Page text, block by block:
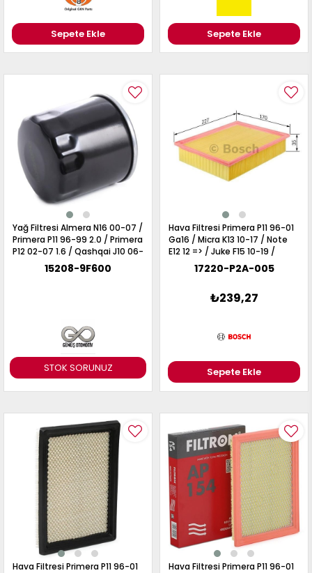
Sepete Ekle Sepete Ekle
STOK SORUNUZ
Yağ Filtresi Almera N16 00-07 /
Primera P11 96-99 2.0 / Primera
P12 02-07 1.6 / Qashqai J10 06-
13 1.6 / Juke F15 10-19 1.6 /
Benzinli Motorlar
15208-9F600
Hava Filtresi Primera P11 96-01
Ga16 / Micra K13 10-17 / Note
E12 12 => / Juke F15 10-19 /
Sunny N14 94-95 H= 26Mm
17220-P2A-005
₺239,27
Sepete Ekle
Hava Filtresi Primera P11 96-01
Hava Filtresi Primera P11 96-01